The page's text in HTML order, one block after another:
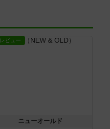
レビュー
ニューオールド